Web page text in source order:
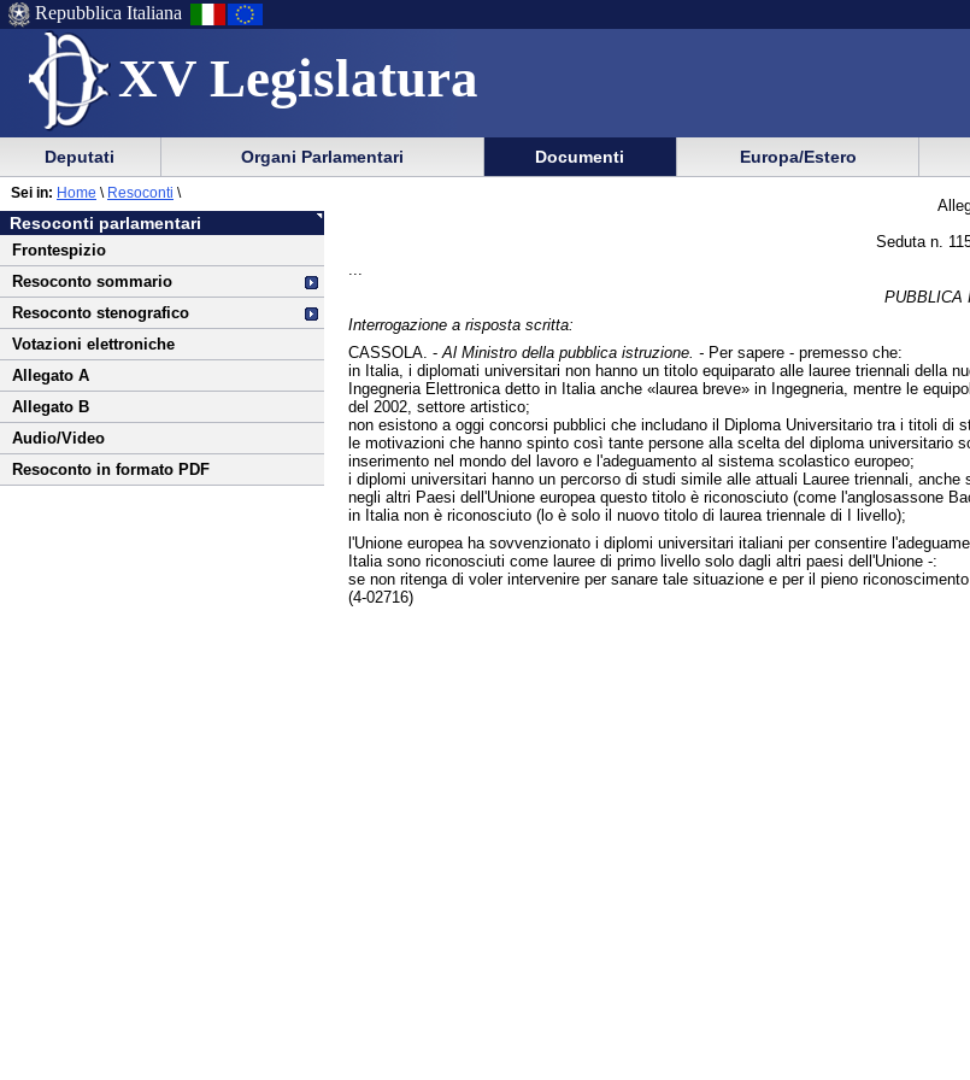
XV Legislatura
Menu
di
ausilio
alla
navigazione
Menu
di
navigazione
principale
Repubblica Italiana
Menu
di
navigazione
principale
menu
di
sezione
Deputati Organi Parlamentari Documenti Europa/Estero
Vai
al
contenuto
Resoconti parlamentari
Frontespizio
Resoconto sommario
Resoconto stenografico
Votazioni elettroniche
Allegato A
Allegato B
Audio/Video
Resoconto in formato PDF
Sei in: Home \ Resoconti \
Seduta n.
PUBBLICA
Interrogazione a risposta scritta:
CASSOLA. - Al Ministro della pubblica istruzione. -Per sapere - premesso che:
in Italia, i diplomati universitari non hanno un titolo equiparato alle lauree triennali della
Ingegneria Elettronica detto in Italia anche «laurea breve» in Ingegneria, mentre le
del 2002, settore artistico;
non esistono a oggi concorsi pubblici che includano il Diploma Universitario tra i titoli di
le motivazioni che hanno spinto così tante persone alla scelta del diploma universitario
inserimento nel mondo del lavoro e l'adeguamento al sistema scolastico europeo;
i diplomi universitari hanno un percorso di studi simile alle attuali Lauree triennali,
negli altri Paesi dell'Unione europea questo titolo è riconosciuto (come l'anglosassone
in Italia non è riconosciuto (lo è solo il nuovo titolo di laurea triennale di I livello);
l'Unione europea ha sovvenzionato i diplomi universitari italiani per consentire
Italia sono riconosciuti come lauree di primo livello solo dagli altri paesi dell'Unione -:
se non ritenga di voler intervenire per sanare tale situazione e per il pieno
(4-02716)